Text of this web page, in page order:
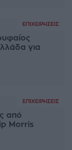
ΕΠΙΧΕΙΡΉΣΕΙΣ
για
ΕΠΙΧΕΙΡΉΣΕΙΣ
από
Morris